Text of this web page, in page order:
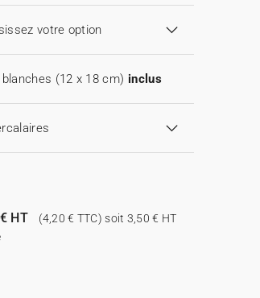
votre option
blanches (12 x 18 cm) inclus
HT
(4,20 € TTC) soit 3,50 € HT